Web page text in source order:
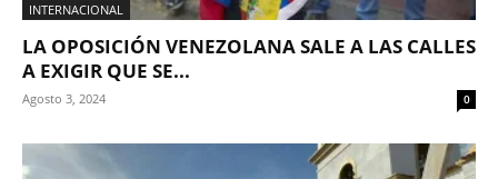
INTERNACIONAL
LA OPOSICIÓN VENEZOLANA SALE A LAS CALLES
A EXIGIR QUE SE...
Agosto 3, 2024 0